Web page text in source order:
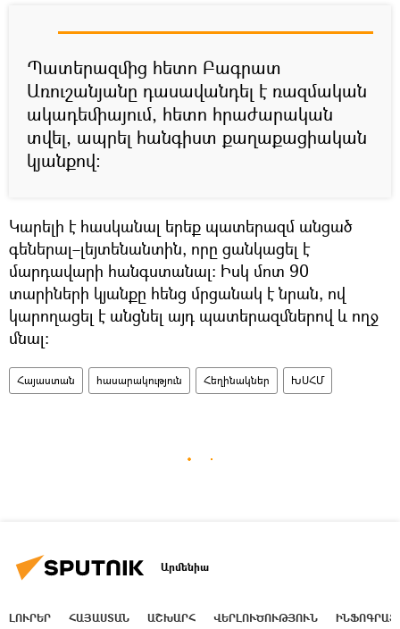
Պատերազմից հետո Բագրատ
Առուշանյանը դասավանդել է ռազմական
ակադեմիայում, հետո հրաժարական
տվել, ապրել հանգիստ քաղաքացիական
կյանքով։
Կարելի է հասկանալ երեք պատերազմ անցած
գեներալ–լեյտենանտին, որը ցանկացել է
մարդավարի հանգստանալ։ Իսկ մոտ 90
տարիների կյանքը հենց մրցանակ է նրան, ով
կարողացել է անցնել այդ պատերազմներով և ողջ
մնալ։
Հայաստան հասարակություն Հեղինակներ ԽՍՀՄ
Արմենիա
ԼՈՒՐԵՐ ՀԱՅԱՍՏԱՆ ԱՇԽԱՐՀ ՎԵՐԼՈՒԾՈՒԹՅՈՒՆ